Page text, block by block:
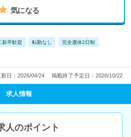
気になる
新卒歓迎 転勤なし 完全週休2日制
日：2026/04/24 掲載終了予定日：2026/10/22
求人情報
人のポイント